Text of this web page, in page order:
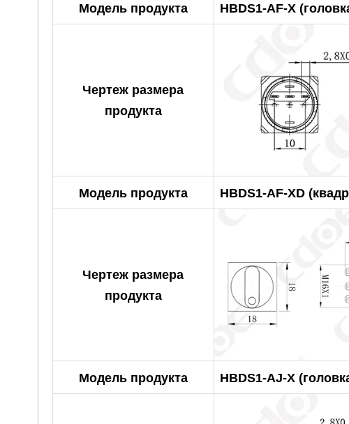
Модель продукта HBDS1-AF-X
Чертеж размера
продукта
Модель продукта HBDS1-AF-XD
Чертеж размера
продукта
Модель продукта HBDS1-AJ-X